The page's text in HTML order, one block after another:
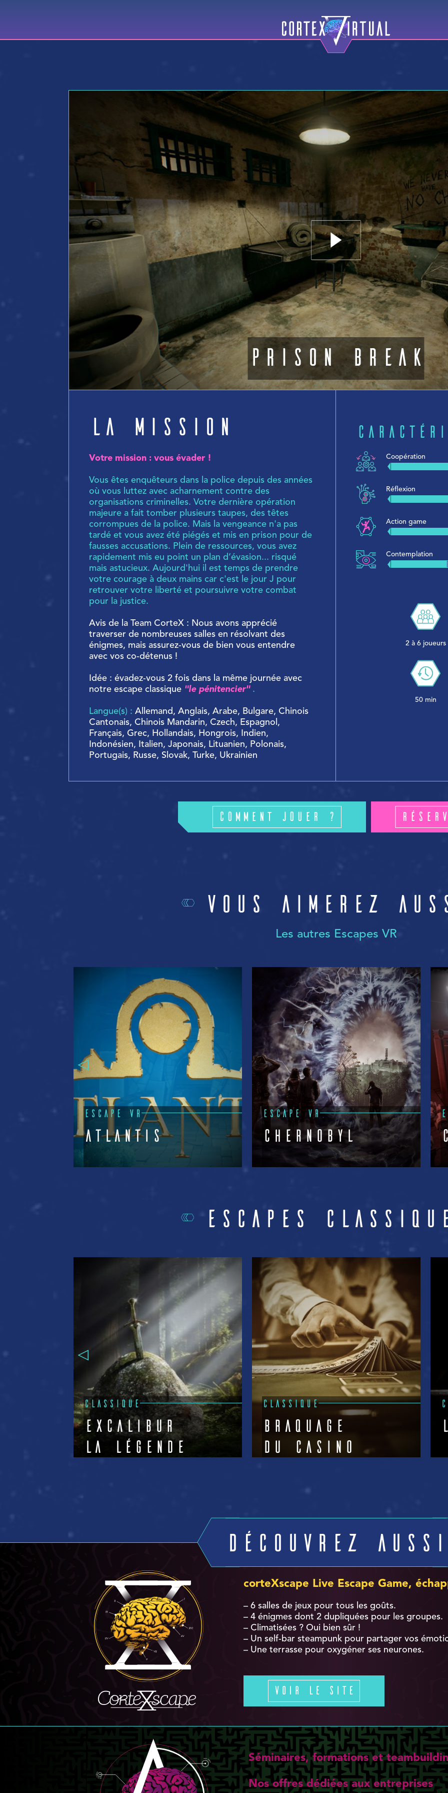
Prison break
La Mission
Votre mission : vous évader !
Vous êtes enquêteurs dans la police depuis des années
où vous luttez avec acharnement contre des
organisations criminelles. Votre dernière opération
majeure a fait tomber plusieurs taupes, des têtes
corrompues de la police. Mais la vengeance n'a pas
tardé et vous avez été piégés et mis en prison pour de
fausses accusations. Plein de ressources, vous avez
rapidement mis eu point un plan d’évasion... risqué
mais astucieux. Aujourd'hui il est temps de prendre
votre courage à deux mains car c'est le jour J pour
retrouver votre liberté et poursuivre votre combat
pour la justice.
Avis de la Team CorteX : Nous avons apprécié
traverser de nombreuses salles en résolvant des
énigmes, mais assurez-vous de bien vous entendre
avec vos co-détenus !
Idée : évadez-vous 2 fois dans la même journée avec
notre escape classique "le pénitencier" .
Langue(s) : Allemand, Anglais, Arabe, Bulgare, Chinois
Cantonais, Chinois Mandarin, Czech, Espagnol,
Français, Grec, Hollandais, Hongrois, Indien,
Indonésien, Italien, Japonais, Lituanien, Polonais,
Portugais, Russe, Slovak, Turke, Ukrainien
Coopération
Réflexion
Action game
Contemplation
2 à 6 joueurs
50 min
Comment jouer ?
Vous aimerez
Les autres Escapes VR
ESCAPE VR
CyberPunk
ESCAPE VR
Escape The World
Escapes
CLASSIQUE
Excalibur
La légende
CLASSIQUE
Braquage
du Casino
Découvrez aussi
corteXscape Live Escape Game,
– 6 salles de jeux pour tous les goûts.
– 4 énigmes dont 2 dupliquées pour les groupes.
– Climatisées ? Oui bien sûr !
– Un self-bar steampunk pour partager vos
– Une terrasse pour oxygéner ses neurones.
Voir le site
Séminaires, formations et
Nos offres dédiées aux entreprises